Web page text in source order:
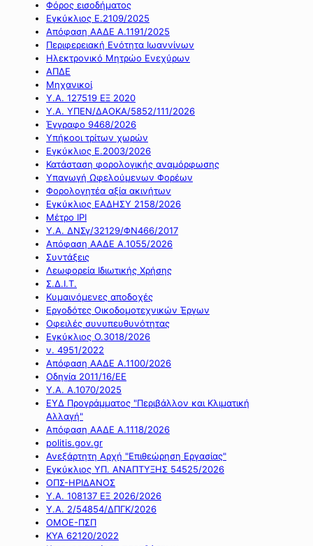
Φόρος εισοδήματος
Εγκύκλιος Ε.2109/2025
Απόφαση ΑΑΔΕ Α.1191/2025
Περιφερειακή Ενότητα Ιωαννίνων
Ηλεκτρονικό Μητρώο Ενεχύρων
ΑΠΔΕ
Μηχανικοί
Υ.Α. 127519 ΕΞ 2020
Υ.Α. ΥΠΕΝ/ΔΑΟΚΑ/5852/111/2026
Έγγραφο 9468/2026
Υπήκοοι τρίτων χωρών
Εγκύκλιος Ε.2003/2026
Κατάσταση φορολογικής αναμόρφωσης
Υπαγωγή Ωφελούμενων Φορέων
Φορολογητέα αξία ακινήτων
Εγκύκλιος ΕΑΔΗΣΥ 2158/2026
Μέτρο IPI
Υ.Α. ΔΝΣγ/32129/ΦΝ466/2017
Απόφαση ΑΑΔΕ Α.1055/2026
Συντάξεις
Λεωφορεία Ιδιωτικής Χρήσης
Σ.Δ.Ι.Τ.
Κυμαινόμενες αποδοχές
Εργοδότες Οικοδομοτεχνικών Έργων
Οφειλές συνυπευθυνότητας
Εγκύκλιος Ο.3018/2026
ν. 4951/2022
Απόφαση ΑΑΔΕ Α.1100/2026
Οδηγία 2011/16/ΕΕ
Υ.Α. Α.1070/2025
ΕΥΔ Προγράμματος "Περιβάλλον και Κλιματική
Αλλαγή"
Απόφαση ΑΑΔΕ Α.1118/2026
politis.gov.gr
Ανεξάρτητη Αρχή "Επιθεώρηση Εργασίας"
Εγκύκλιος ΥΠ. ΑΝΑΠΤΥΞΗΣ 54525/2026
ΟΠΣ-ΗΡΙΔΑΝΟΣ
Υ.Α. 108137 ΕΞ 2026/2026
Υ.Α. 2/54854/ΔΠΓΚ/2026
ΟΜΟΕ-ΠΣΠ
ΚΥΑ 62120/2022